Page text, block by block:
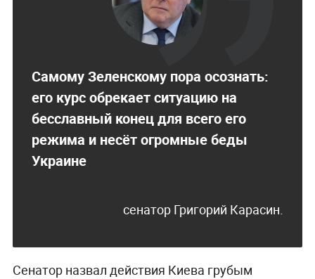
Самому Зеленскому пора осознать:
его курс обрекает ситуацию на
бесславный конец для всего его
режима и несёт огромные беды
Украине
сенатор Григорий Карасин.
Сенатор назвал действия Киева грубым